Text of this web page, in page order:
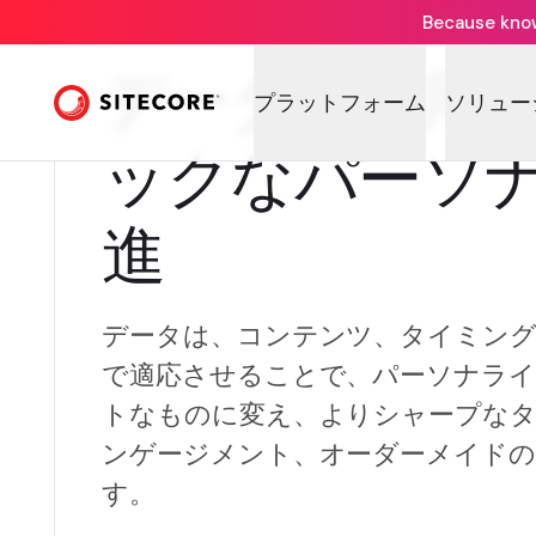
Because
プラットフォーム ソリュ
データを使用
ックなパーソ
進
データは、コンテンツ、タイミン
で適応させることで、パーソナラ
トなものに変え、よりシャープな
ンゲージメント、オーダーメイド
す。